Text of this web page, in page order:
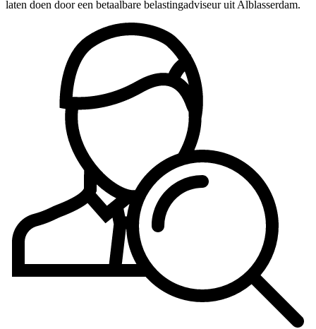
laten doen door een betaalbare belastingadviseur uit Alblasserdam.